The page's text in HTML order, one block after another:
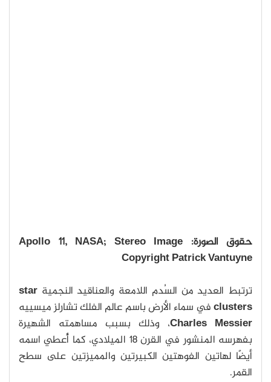
حقوق الصورة: Apollo 11, NASA; Stereo Image
Copyright Patrick Vantuyne
ترتبط العديد من السُدم اللامعة والعناقيد النجمية star
clustersفي سماء الأرض باسم عالم الفلك تشارلز ميسييه
Charles Messier، وذلك بسبب مساهمته الشهيرة
بفهرسه المنشور في القرن 18 الميلادي، كما أُعطي اسمه
أيضًا لهاتين الفوهتين الكبيرتين والمميزتين على سطح
القمر.